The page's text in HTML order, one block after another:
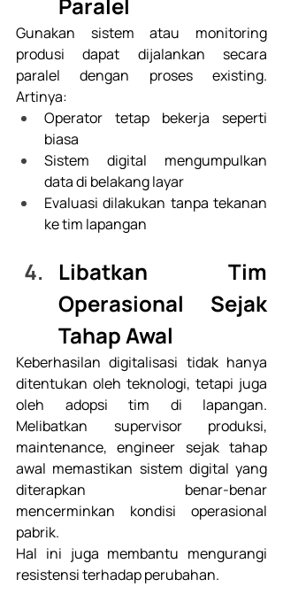
Paralel
Gunakan sistem atau monitoring
produsi dapat dijalankan secara
paralel dengan proses existing.
Artinya:
Operator tetap bekerja seperti
biasa
Sistem digital mengumpulkan
data di belakang layar
Evaluasi dilakukan tanpa tekanan
ke tim lapangan
Libatkan Tim
Operasional Sejak
Tahap Awal
Keberhasilan digitalisasi tidak hanya
ditentukan oleh teknologi, tetapi juga
oleh adopsi tim di lapangan.
Melibatkan supervisor produksi,
maintenance, engineer sejak tahap
awal memastikan sistem digital yang
diterapkan benar-benar
mencerminkan kondisi operasional
pabrik.
Hal ini juga membantu mengurangi
resistensi terhadap perubahan.